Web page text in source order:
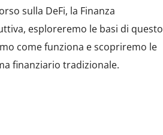
sulla DeFi, la Finanza
esploreremo le basi di questo
come funziona e scopriremo le
finanziario tradizionale.